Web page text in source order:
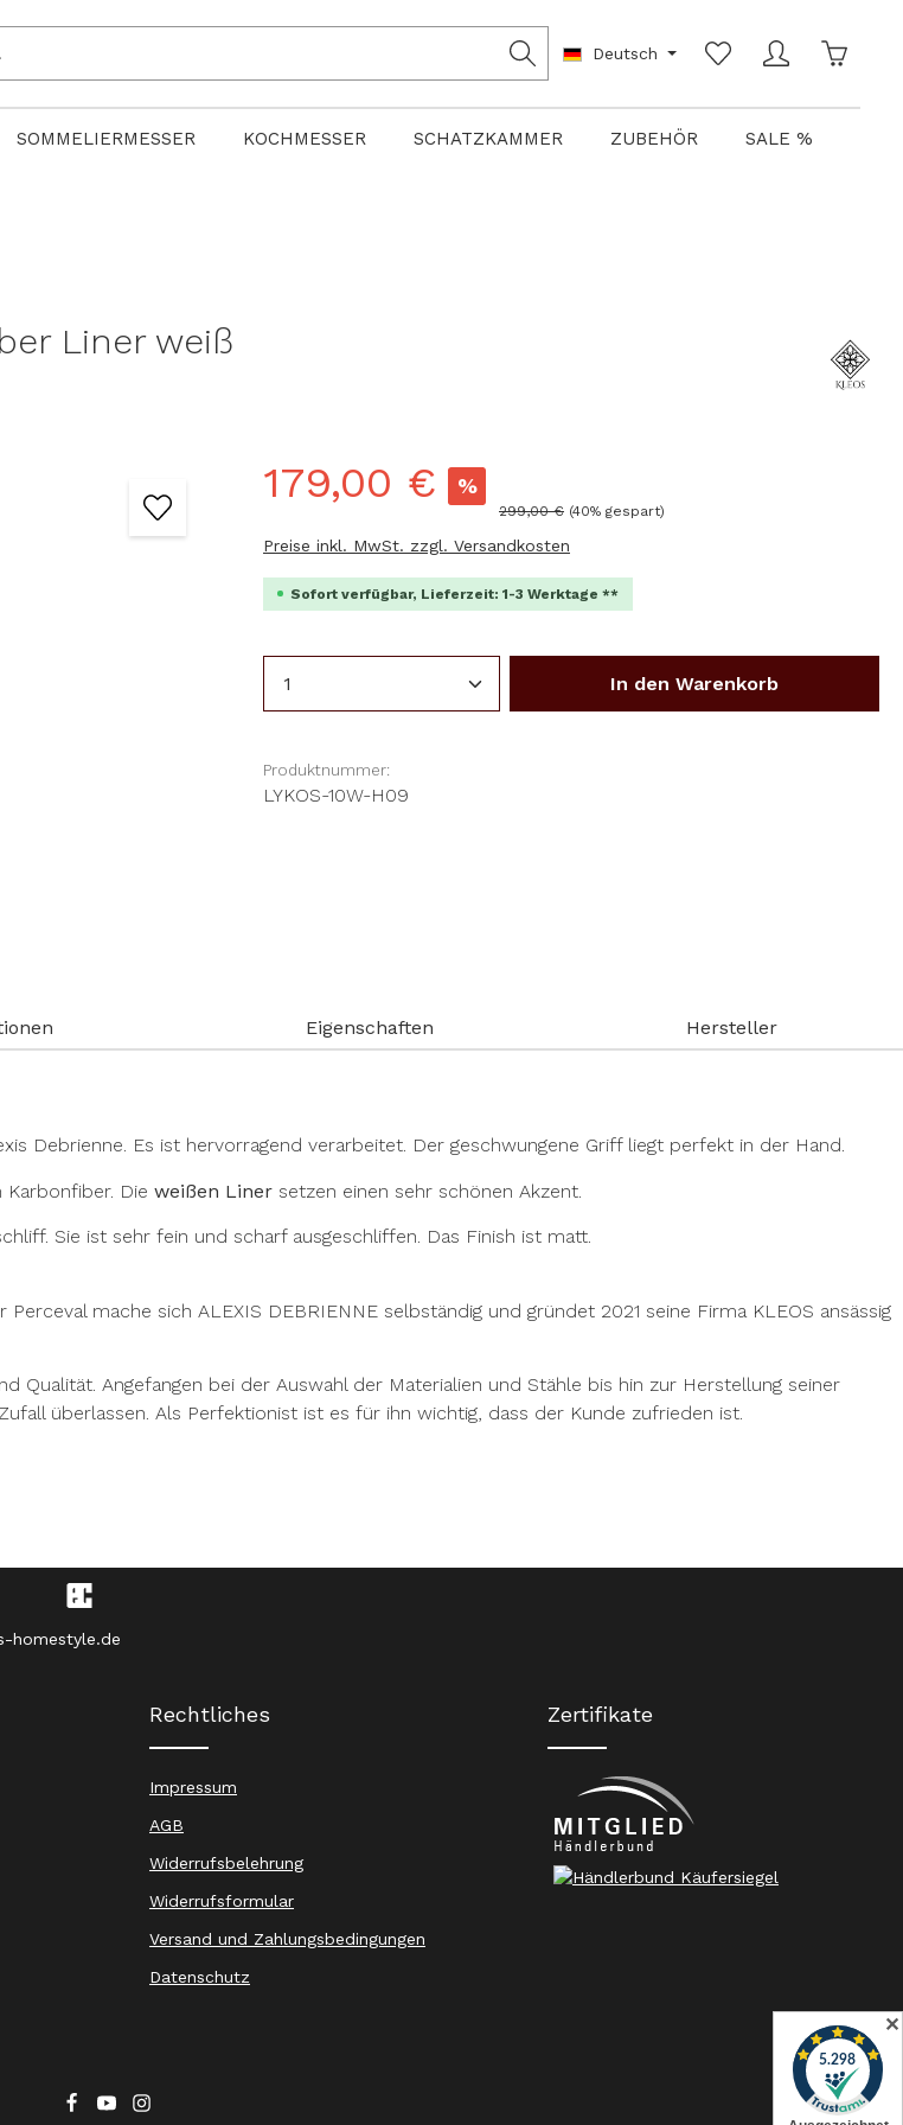
Deutsch
SOMMELIERMESSER KOCHMESSER SCHATZKAMMER ZUBEHÖR SALE %
Liner weiß
179,00 € %
Regulärer Preis:
299,00 € (40% gespart)
Preise inkl. MwSt. zzgl. Versandkosten
Sofort verfügbar, Lieferzeit: 1-3 Werktage **
Produkt Anzahl: Gib den gewünschten Wert
In den Warenkorb
Produktnummer:
LYKOS-10W-H09
Eigenschaften Hersteller
Debrienne. Es ist hervorragend verarbeitet. Der geschwungene Griff liegt perfekt in der Hand.
Die weißen Liner setzen einen sehr schönen Akzent.
Sie ist sehr fein und scharf ausgeschliffen. Das Finish ist matt.
mache sich ALEXIS DEBRIENNE selbständig und gründet 2021 seine Firma KLEOS ansässig
Angefangen bei der Auswahl der Materialien und Stähle bis hin zur Herstellung seiner
überlassen. Als Perfektionist ist es für ihn wichtig, dass der Kunde zufrieden ist.
homestyle.de
Rechtliches
Impressum
AGB
Widerrufsbelehrung
Widerrufsformular
Versand und Zahlungsbedingungen
Datenschutz
Zertifikate
✕